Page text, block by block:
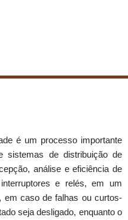
é um processo importante
sistemas de distribuição de
análise e eficiência de
e relés, em um
em caso de falhas ou curtos-
seja desligado, enquanto o